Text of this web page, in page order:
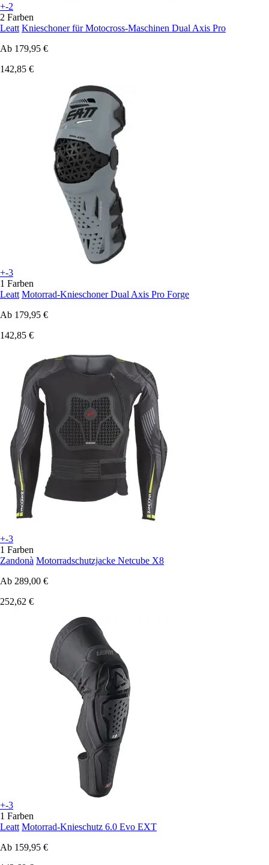
+-2
2 Farben
Leatt Knieschoner für Motocross-Maschinen Dual Axis Pro
Ab 179,95 €
142,85 €
+-3
1 Farben
Leatt Motorrad-Knieschoner Dual Axis Pro Forge
Ab 179,95 €
142,85 €
+-3
1 Farben
Zandonà Motorradschutzjacke Netcube X8
Ab 289,00 €
252,62 €
+-3
1 Farben
Leatt Motorrad-Knieschutz 6.0 Evo EXT
Ab 159,95 €